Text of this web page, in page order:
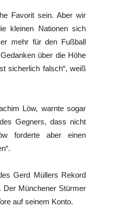
Favorit sein. Aber wir
kleinen Nationen sich
mehr für den Fußball
über die Höhe
sicherlich falsch“, weiß
Löw, warnte sogar
Gegners, dass nicht
forderte aber einen
Gerd Müllers Rekord
Der Münchener Stürmer
auf seinem Konto.